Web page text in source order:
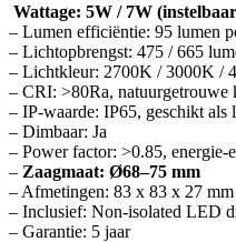
Wattage: 5W / 7W
– Lumen efficiëntie: 95 lumen
– Lichtopbrengst: 475 / 665
– Lichtkleur: 2700K / 3000K /
– CRI: >80Ra, natuurgetrouwe
– IP-waarde: IP65, geschikt
– Dimbaar: Ja
– Power factor: >0.85, energie-
– Zaagmaat: Ø68–75 mm
– Afmetingen: 83 x 83 x 27
– Inclusief: Non-isolated LED
– Garantie: 5 jaar